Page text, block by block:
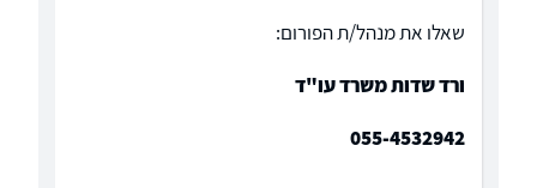
שאלו את מנהל/ת הפורום:
ורד שדות משרד עו"ד
055-4532942